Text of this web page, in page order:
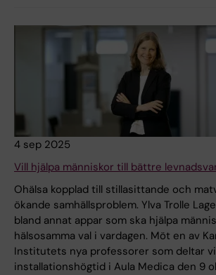
4 sep 2025
Vill hjälpa människor till bättre
Ohälsa kopplad till stillasittande och
ökande samhällsproblem. Ylva Trolle
bland annat appar som ska hjälpa
hälsosamma val i vardagen. Möt en av
Institutets nya professorer som deltar
installationshögtid i Aula Medica den 9